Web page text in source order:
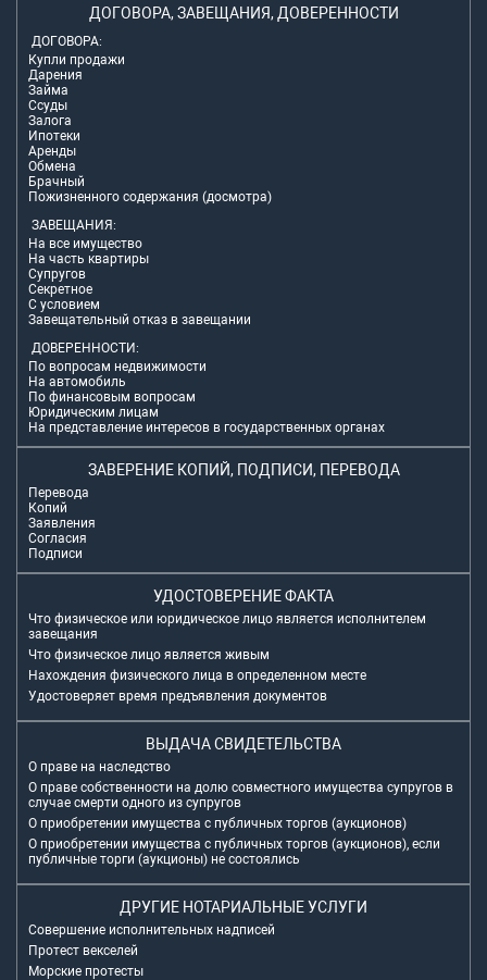
ДОГОВОРА, ЗАВЕЩАНИЯ, ДОВЕРЕННОСТИ
ДОГОВОРА:
Купли продажи
Дарения
Займа
Ссуды
Залога
Ипотеки
Аренды
Обмена
Брачный
Пожизненного содержания (досмотра)
ЗАВЕЩАНИЯ:
На все имущество
На часть квартиры
Супругов
Секретное
С условием
Завещательный отказ в завещании
ДОВЕРЕННОСТИ:
По вопросам недвижимости
На автомобиль
По финансовым вопросам
Юридическим лицам
На представление интересов в государственных органах
ЗАВЕРЕНИЕ КОПИЙ, ПОДПИСИ, ПЕРЕВОДА
Перевода
Копий
Заявления
Согласия
Подписи
УДОСТОВЕРЕНИЕ ФАКТА
Что физическое или юридическое лицо является исполнителем
завещания
Что физическое лицо является живым
Нахождения физического лица в определенном месте
Удостоверяет время предъявления документов
ВЫДАЧА СВИДЕТЕЛЬСТВА
О праве на наследство
О праве собственности на долю совместного имущества супругов в
случае смерти одного из супругов
О приобретении имущества с публичных торгов (аукционов)
О приобретении имущества с публичных торгов (аукционов), если
публичные торги (аукционы) не состоялись
ДРУГИЕ НОТАРИАЛЬНЫЕ УСЛУГИ
Совершение исполнительных надписей
Протест векселей
Морские протесты